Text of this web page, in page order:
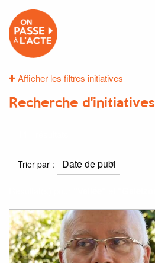
Afficher les filtres initiatives
Recherche d'initiatives
Trier par :